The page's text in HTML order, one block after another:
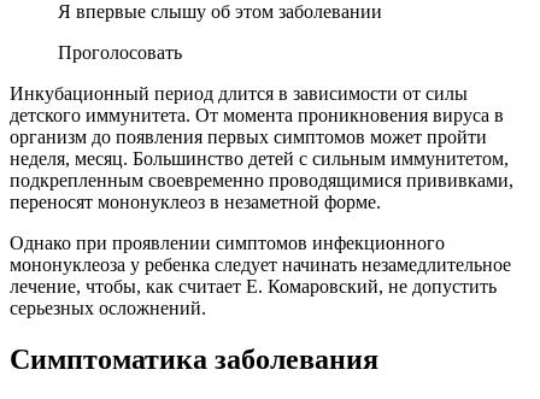
Я впервые слышу об этом заболевании
Проголосовать
Инкубационный период длится в зависимости от силы
детского иммунитета. От момента проникновения вируса в
организм до появления первых симптомов может пройти
неделя, месяц. Большинство детей с сильным иммунитетом,
подкрепленным своевременно проводящимися прививками,
переносят мононуклеоз в незаметной форме.
Однако при проявлении симптомов инфекционного
мононуклеоза у ребенка следует начинать незамедлительное
лечение, чтобы, как считает Е. Комаровский, не допустить
серьезных осложнений.
Симптоматика заболевания